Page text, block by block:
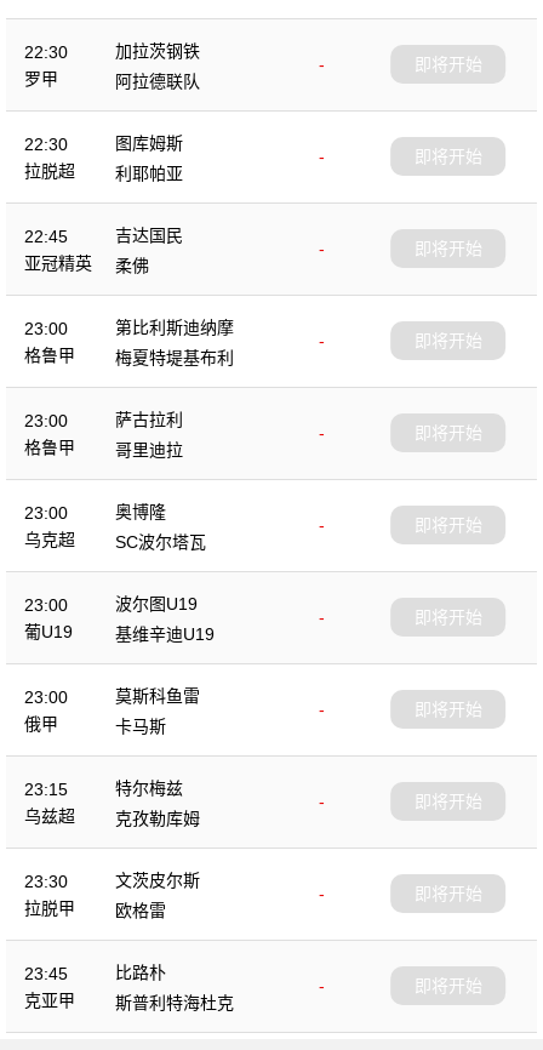
22:30
罗甲
加拉茨钢铁
-
阿拉德联队
即将开始
22:30
拉脱超
图库姆斯
-
利耶帕亚
即将开始
22:45
亚冠精英
吉达国民
-
柔佛
即将开始
23:00
格鲁甲
第比利斯迪纳摩
-
梅夏特堤基布利
即将开始
23:00
格鲁甲
萨古拉利
-
哥里迪拉
即将开始
23:00
乌克超
奥博隆
-
SC波尔塔瓦
即将开始
23:00
葡U19
波尔图U19
-
基维辛迪U19
即将开始
23:00
俄甲
莫斯科鱼雷
-
卡马斯
即将开始
23:15
乌兹超
特尔梅兹
-
克孜勒库姆
即将开始
23:30
拉脱甲
文茨皮尔斯
-
欧格雷
即将开始
23:45
克亚甲
比路朴
-
斯普利特海杜克
即将开始